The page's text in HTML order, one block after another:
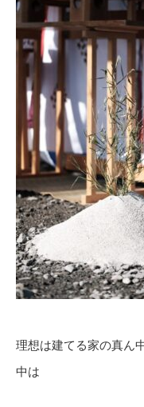
理想は建てる家の真ん
中は